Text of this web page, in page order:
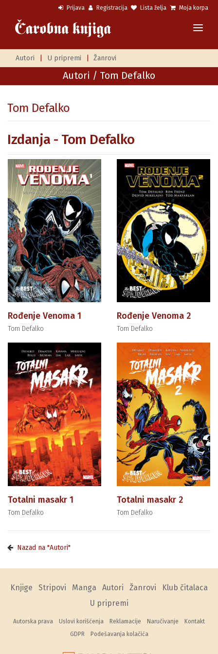
Prijava Registracija Lista želja Moja korpa
Autori U pripremi Žanrovi
Autori / Tom Defalko
Tom Defalko
Izdanja - Tom Defalko
Rođenje Venoma 1
Tom Defalko
Rođenje Venoma 2
Tom Defalko
Totalni masakr 1
Tom Defalko
Totalni masakr 2
Tom Defalko
Nazad na "Autori"
Knjige Stripovi Manga Autori Žanrovi
Klub čitalaca
U pripremi
Autorska prava Uslovi korišćenja Reklamacije Naručivanje
Kontakt
GDPR
Podešavanja kolačića